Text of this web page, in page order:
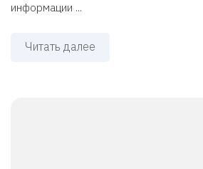
информации ...
Читать далее